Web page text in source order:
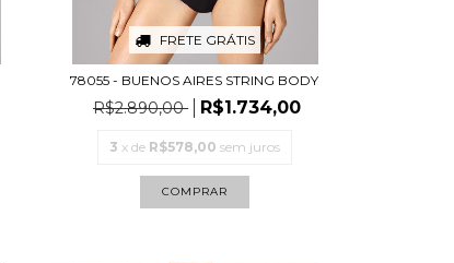
FRETE GRÁTIS
78055 - BUENOS AIRES STRING BODY
R$2.890,00 R$1.734,00
3 x de R$578,00 sem juros
COMPRAR